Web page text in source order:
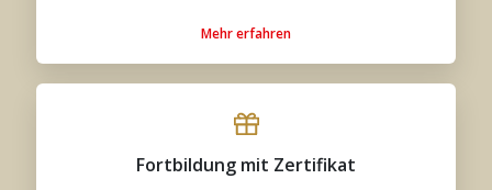
Mehr erfahren
Fortbildung mit Zertifikat